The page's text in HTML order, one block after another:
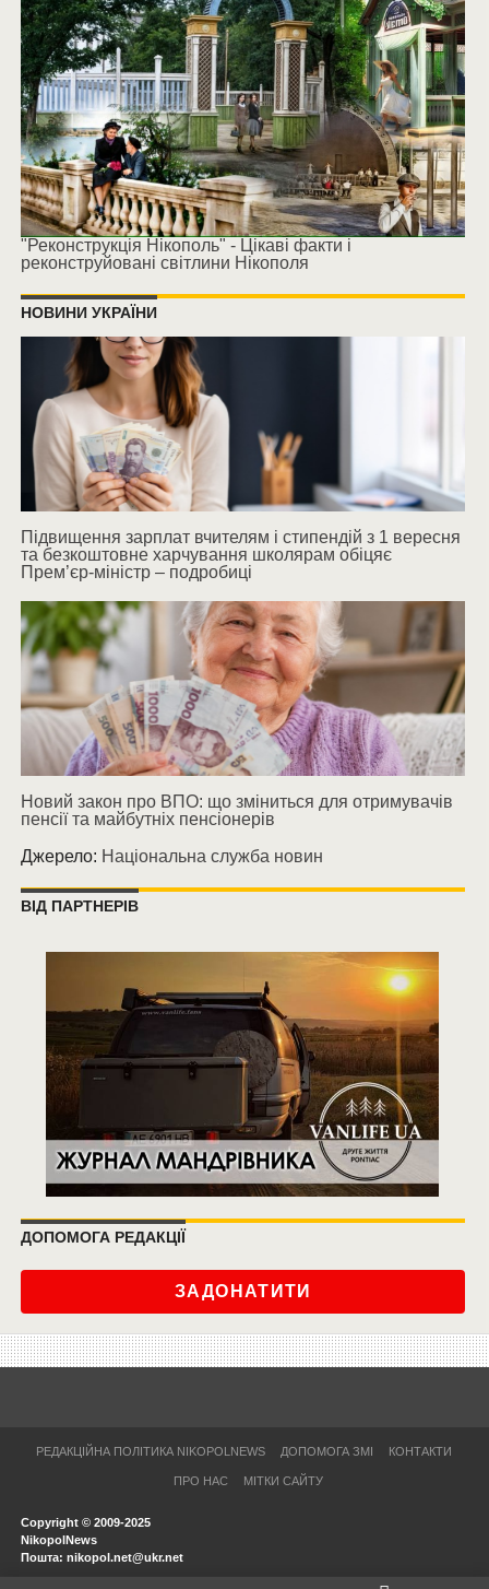
"Реконструкція Нікополь" - Цікаві факти і
реконструйовані світлини Нікополя
НОВИНИ УКРАЇНИ
Підвищення зарплат вчителям і стипендій з 1 вересня
та безкоштовне харчування школярам обіцяє
Прем’єр-міністр – подробиці
Новий закон про ВПО: що зміниться для отримувачів
пенсії та майбутніх пенсіонерів
Джерело: Національна служба новин
ВІД ПАРТНЕРІВ
ДОПОМОГА РЕДАКЦІЇ
ЗАДОНАТИТИ
РЕДАКЦІЙНА ПОЛІТИКА NIKOPOLNEWS ДОПОМОГА ЗМІ КОНТАКТИ
ПРО НАС МІТКИ САЙТУ
Copyright © 2009-2025
NikopolNews
Пошта: nikopol.net@ukr.net